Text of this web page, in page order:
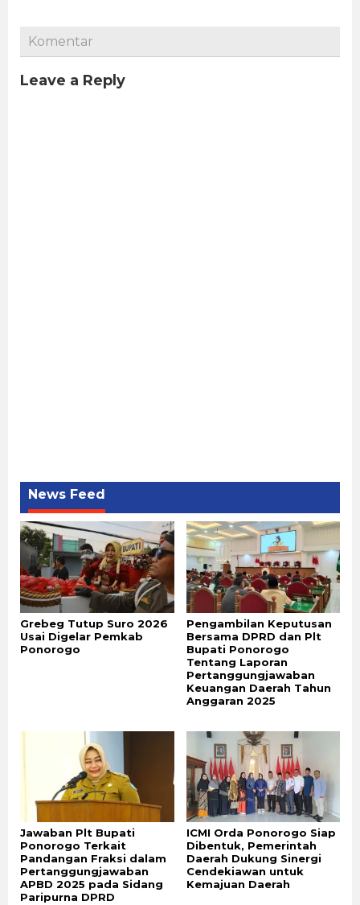
Komentar
Leave a Reply
News Feed
Grebeg Tutup Suro 2026
Usai Digelar Pemkab
Ponorogo
Pengambilan Keputusan
Bersama DPRD dan Plt
Bupati Ponorogo
Tentang Laporan
Pertanggungjawaban
Keuangan Daerah Tahun
Anggaran 2025
Jawaban Plt Bupati
Ponorogo Terkait
Pandangan Fraksi dalam
Pertanggungjawaban
APBD 2025 pada Sidang
Paripurna DPRD
ICMI Orda Ponorogo Siap
Dibentuk, Pemerintah
Daerah Dukung Sinergi
Cendekiawan untuk
Kemajuan Daerah